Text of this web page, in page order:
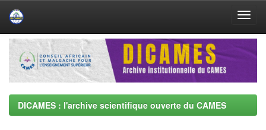
Skip
navigation
DICAMES : l'archive scientifique ouverte du CAMES